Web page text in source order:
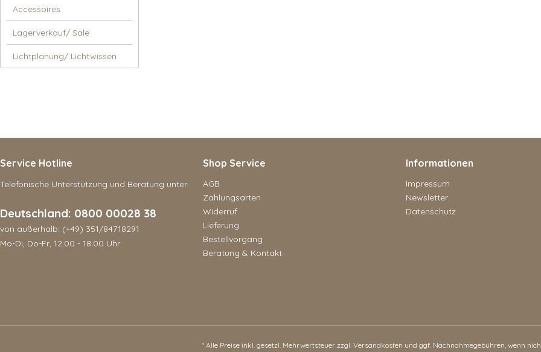
Accessoires
Lagerverkauf/ Sale
Lichtplanung/ Lichtwissen
Service Hotline
Telefonische Unterstützung und Beratung unter:
Deutschland: 0800 00028 38
von außerhalb: (+49) 351/84718291
Mo-Di, Do-Fr, 12:00 - 18:00 Uhr
Shop Service
AGB
Zahlungsarten
Widerruf
Lieferung
Bestellvorgang
Beratung & Kontakt
Informationen
Impressum
Newsletter
Datenschutz
* Alle Preise inkl. gesetzl. Mehrwertsteuer zzgl. Versandkosten und ggf. Nachnahmegebühren, wenn